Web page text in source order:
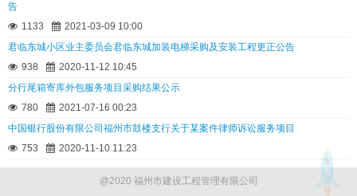
告
1133
2021-03-09 10:00
君临东城小区业主委员会君临东城加装电梯采购及安装工程更正公告
938
2020-11-12 10:45
分行尾箱寄库外包服务项目采购结果公示
780
2021-07-16 00:23
中国银行股份有限公司福州市鼓楼支行关于某案件律师诉讼服务项目
753
2020-11-10 11:23
@2020 福州市建设工程管理有限公司